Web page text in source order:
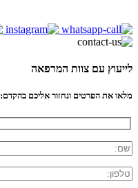
לייעוץ עם צוות המרפאה
מלאו את הפרטים ונחזור אליכם בהקדם: